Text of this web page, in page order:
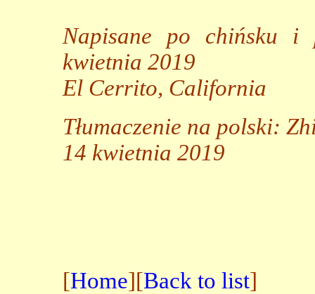
Napisane po chińsku i
kwietnia 2019
El Cerrito, California
Tłumaczenie na polski:
14 kwietnia 2019
[Home][Back to list]